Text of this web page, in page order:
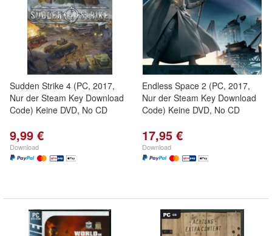
Sudden Strike 4 (PC, 2017,
Nur der Steam Key Download
Code) Keine DVD, No CD
9,99 €
Download
Endless Space 2 (PC, 2017,
Nur der Steam Key Download
Code) Keine DVD, No CD
17,95 €
Download